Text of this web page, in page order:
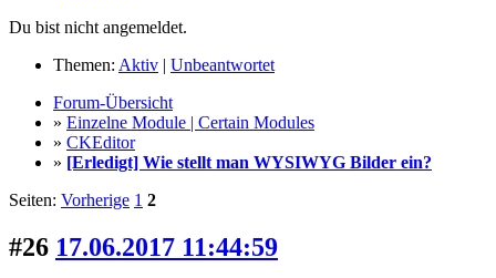
Du bist nicht angemeldet.
Themen: Aktiv | Unbeantwortet
Forum-Übersicht
» Einzelne Module | Certain Modules
» CKEditor
» [Erledigt] Wie stellt man WYSIWYG Bilder ein?
Seiten: Vorherige 1 2
#26 17.06.2017 11:44:59